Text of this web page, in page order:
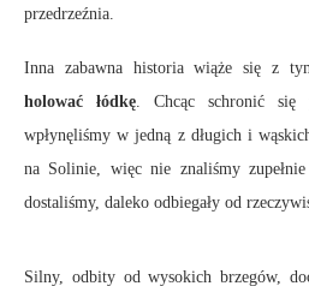
przedrzeźnia.
Inna zabawna historia wiąże się z
holować łódkę. Chcąc schronić się
wpłynęliśmy w jedną z długich i
na Solinie, więc nie znaliśmy
dostaliśmy, daleko odbiegały od
Silny, odbity od wysokich brzegów,